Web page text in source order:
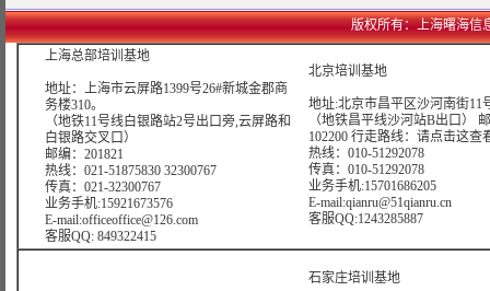
版权所有：上海曙海信
上海总部培训基地
地址：上海市云屏路1399号26#新城金郡商
务楼310。
（地铁11号线白银路站2号出口旁,云屏路和
白银路交叉口）
邮编：201821
热线：021-51875830 32300767
传真：021-32300767
业务手机:15921673576
E-mail:officeoffice@126.com
客服QQ: 849322415
北京培训基地
地址:北京市昌平区沙河南街11
（地铁昌平线沙河站B出口）
102200 行走路线： 请点击这查
热线：010-51292078
传真：010-51292078
业务手机:15701686205
E-mail:qianru@51qianru.cn
客服QQ:1243285887
石家庄培训基地